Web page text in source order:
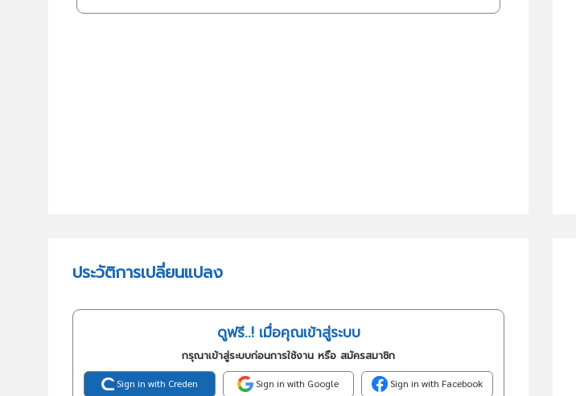
ประวัติการเปลี่ยนแปลง
ดูฟรี..! เมื่อคุณเข้าสู่ระบบ
กรุณาเข้าสู่ระบบก่อนการใช้งาน หรือ สมัครสมาชิก
Sign in with Creden Sign in with Google Sign in with Facebook